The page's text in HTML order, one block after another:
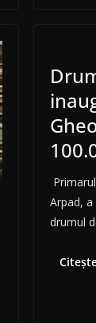
Arpad,
drumul